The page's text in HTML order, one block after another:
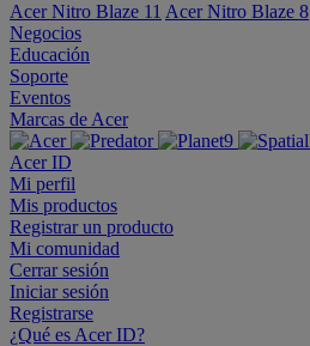
Acer Nitro Blaze 11 Acer Nitro Blaze 8
Negocios
Educación
Soporte
Eventos
Marcas de Acer
Acer ID
Mi perfil
Mis productos
Registrar un producto
Mi comunidad
Cerrar sesión
Iniciar sesión
Registrarse
¿Qué es Acer ID?